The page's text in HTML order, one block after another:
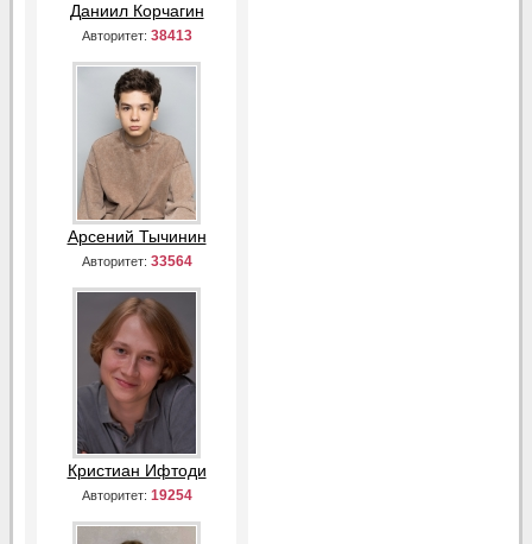
Даниил Корчагин
Авторитет: 38413
Арсений Тычинин
Авторитет: 33564
Кристиан Ифтоди
Авторитет: 19254